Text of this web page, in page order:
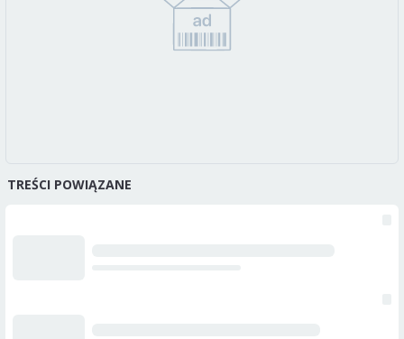
TREŚCI POWIĄZANE